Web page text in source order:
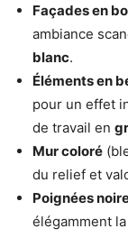
Façades en
ambiance
blanc.
Éléments en
pour un effet
de travail en
Mur coloré
du relief et
Poignées
élégamment